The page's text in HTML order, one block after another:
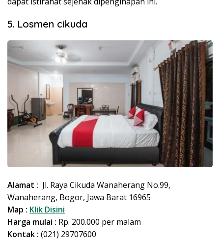
5. Losmen cikuda
Alamat : Jl. Raya Cikuda Wanaherang No.99,
Wanaherang, Bogor, Jawa Barat 16965
Map : Klik Disini
Harga mulai : Rp. 200.000 per malam
Kontak : (021) 29707600